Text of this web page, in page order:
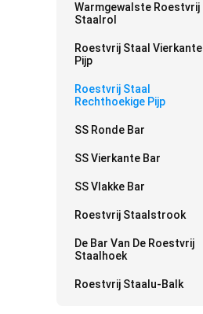
Warmgewalste Roestvrij
Staalrol
Roestvrij Staal Vierkante
Pijp
Roestvrij Staal
Rechthoekige Pijp
SS Ronde Bar
SS Vierkante Bar
SS Vlakke Bar
Roestvrij Staalstrook
De Bar Van De Roestvrij
Staalhoek
Roestvrij Staalu-Balk